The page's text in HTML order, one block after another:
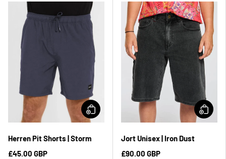
Herren Pit Shorts | Storm
£45.00 GBP
Jort Unisex | Iron Dust
£90.00 GBP